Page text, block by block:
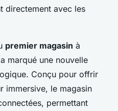
directement avec les
premier magasin à
marqué une nouvelle
Conçu pour offrir
immersive, le magasin
permettant